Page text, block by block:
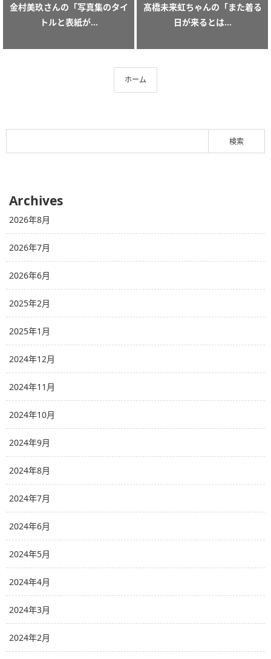
金村美玖さんの「写真集のタイ
トルと表紙が...
髙橋未来虹ちゃんの「また着る
日が来るとは...
ホーム
Archives
2026年8月
2026年7月
2026年6月
2025年2月
2025年1月
2024年12月
2024年11月
2024年10月
2024年9月
2024年8月
2024年7月
2024年6月
2024年5月
2024年4月
2024年3月
2024年2月